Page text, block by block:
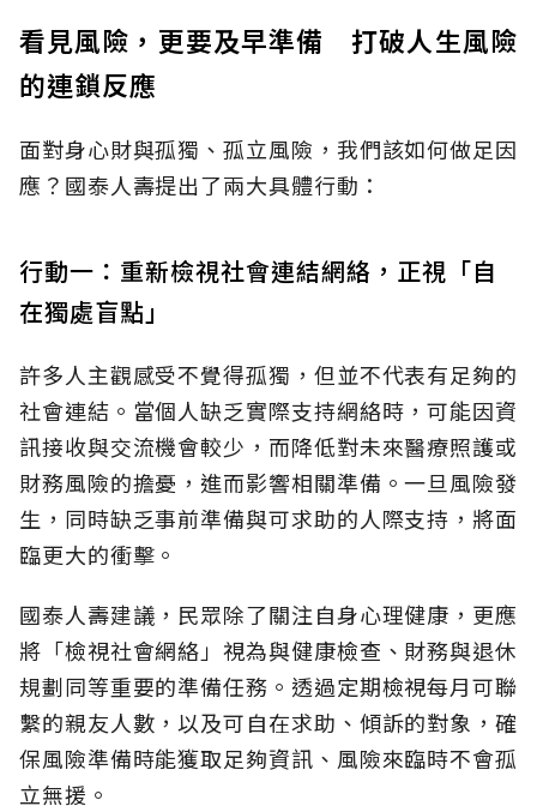
看見風險，更要及早準備 打破人生風險
的連鎖反應
面對身心財與孤獨、孤立風險，我們該如何做足因
應？國泰人壽提出了兩大具體行動：
行動一：重新檢視社會連結網絡，正視「自
在獨處盲點」
許多人主觀感受不覺得孤獨，但並不代表有足夠的
社會連結。當個人缺乏實際支持網絡時，可能因資
訊接收與交流機會較少，而降低對未來醫療照護或
財務風險的擔憂，進而影響相關準備。一旦風險發
生，同時缺乏事前準備與可求助的人際支持，將面
臨更大的衝擊。
國泰人壽建議，民眾除了關注自身心理健康，更應
將「檢視社會網絡」視為與健康檢查、財務與退休
規劃同等重要的準備任務。透過定期檢視每月可聯
繫的親友人數，以及可自在求助、傾訴的對象，確
保風險準備時能獲取足夠資訊、風險來臨時不會孤
立無援。